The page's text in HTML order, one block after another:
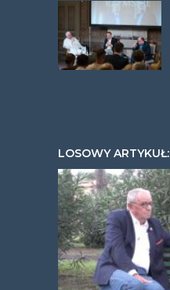
LOSOWY ARTYKUŁ: